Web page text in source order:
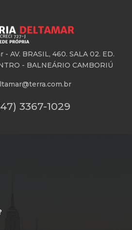
- AV. BRASIL, 460. SALA 02. ED.
- BALNEÁRIO CAMBORIÚ
3367-1029